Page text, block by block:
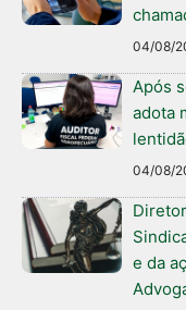
04/08/
Após
adota
04/08/
e da